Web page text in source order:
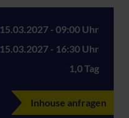
15.03.2027 - 09:00 Uhr
15.03.2027 - 16:30 Uhr
1,0 Tag
Inhouse anfragen